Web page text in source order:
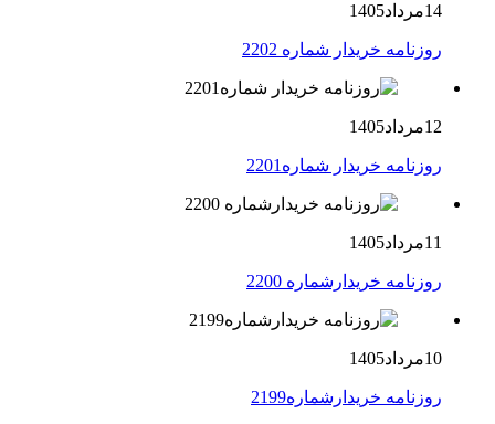
14مرداد1405
روزنامه خریدار شماره 2202
12مرداد1405
روزنامه خریدار شماره2201
11مرداد1405
روزنامه خریدارشماره 2200
10مرداد1405
روزنامه خریدارشماره2199